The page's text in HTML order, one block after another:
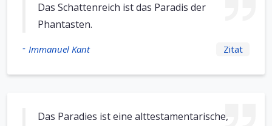
Das Schattenreich ist das Paradis der
Phantasten.
- Immanuel Kant Zitat
Das Paradies ist eine alttestamentarische,